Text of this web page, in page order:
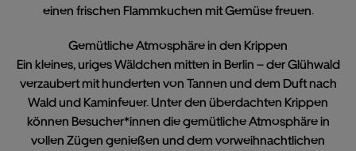
einen frischen Flammkuchen mit Gemüse freuen.
Gemütliche Atmosphäre in den Krippen
Ein kleines, uriges Wäldchen mitten in Berlin – der Glühwald
verzaubert mit hunderten von Tannen und dem Duft nach
Wald und Kaminfeuer. Unter den überdachten Krippen
können Besucher*innen die gemütliche Atmosphäre in
vollen Zügen genießen und dem vorweihnachtlichen